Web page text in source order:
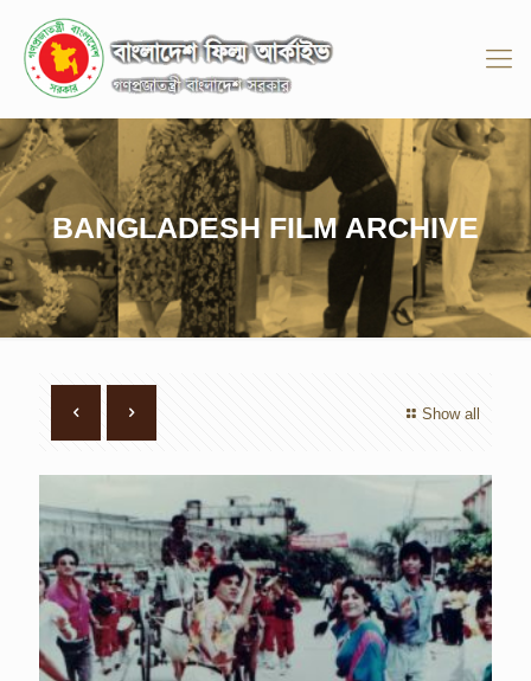
BANGLADESH FILM ARCHIVE
Show all